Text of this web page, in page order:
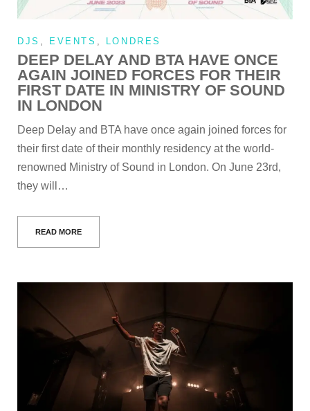
DJS , EVENTS , LONDRES
DEEP DELAY AND BTA HAVE ONCE
AGAIN JOINED FORCES FOR THEIR
FIRST DATE IN MINISTRY OF SOUND
IN LONDON
Deep Delay and BTA have once again joined forces for
their first date of their monthly residency at the world-
renowned Ministry of Sound in London. On June 23rd,
they will…
READ MORE